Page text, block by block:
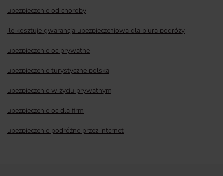
ubezpieczenie od choroby
ile kosztuje gwarancja ubezpieczeniowa dla biura podróży
ubezpieczenie oc prywatne
ubezpieczenie turystyczne polska
ubezpieczenie w życiu prywatnym
ubezpieczenie oc dla firm
ubezpieczenie podróżne przez internet